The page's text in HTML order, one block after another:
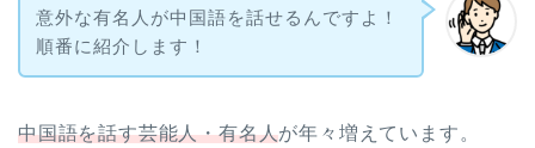
意外な有名人が中国語を話せるんですよ！
順番に紹介します！
中国語を話す芸能人・有名人が年々増えています。